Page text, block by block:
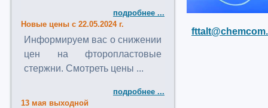
подробнее ...
Новые цены с 22.05.2024 г.
Информируем вас о снижении
цен на фторопластовые
стержни. Смотреть цены ...
подробнее ...
13 мая выходной